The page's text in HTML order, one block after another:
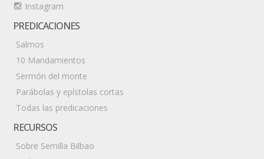
Instagram
PREDICACIONES
Salmos
10 Mandamientos
Sermón del monte
Parábolas y epístolas cortas
Todas las predicaciones
RECURSOS
Sobre Semilla Bilbao